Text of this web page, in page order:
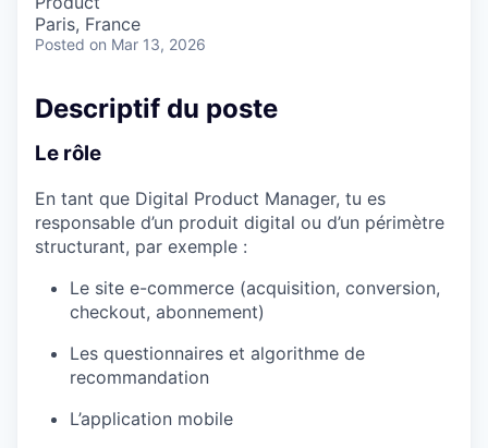
Paris, France
Posted on Mar 13, 2026
Descriptif du poste
Le rôle
En tant que Digital Product Manager, tu es
responsable d’un produit digital ou d’un périmètre
structurant, par exemple :
Le site e-commerce (acquisition, conversion,
checkout, abonnement)
Les questionnaires et algorithme de
recommandation
L’application mobile